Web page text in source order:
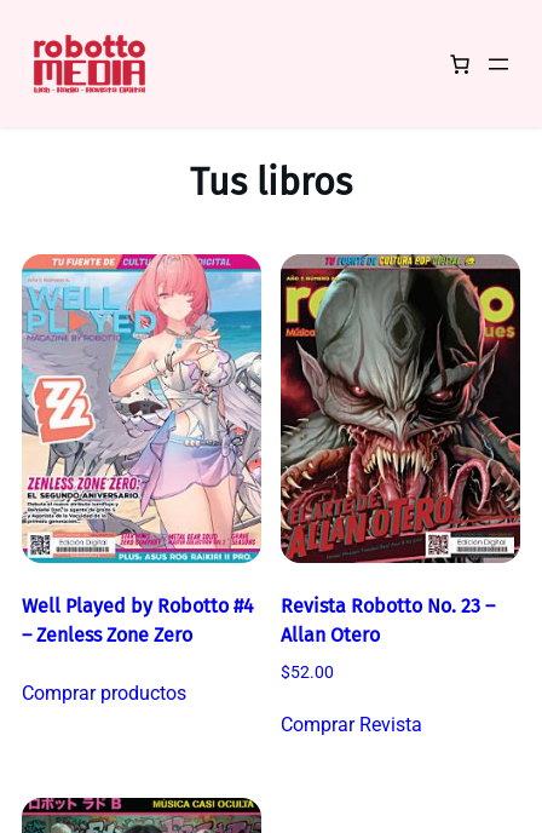
Tus libros
Well Played by Robotto #4
– Zenless Zone Zero
Comprar productos
Revista Robotto No. 23 –
Allan Otero
$52.00
Comprar Revista